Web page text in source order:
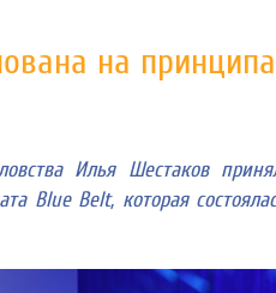
на
Илья Шестаков
Blue Belt, которая